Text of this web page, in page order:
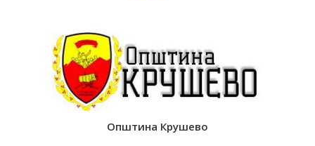
Општина Крушево